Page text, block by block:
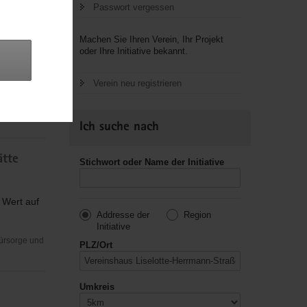
auf
und
Passwort vergessen
Machen Sie Ihren Verein, Ihr Projekt
oder Ihre Initiative bekannt.
Verein neu registrieren
Ich suche nach
Stichwort oder Name der Initiative
Addresse der
Initiative
Region
PLZ/Ort
Umkreis